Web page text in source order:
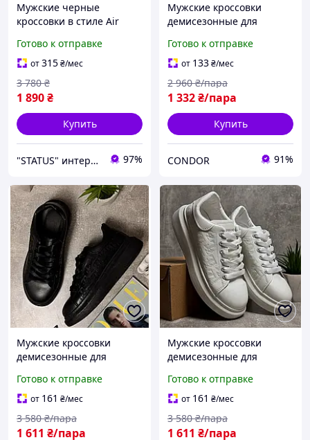
Мужские черные
кроссовки в стиле Air
демисезонные кожаные
кроссовки для
повседневной носки
Готово к отправке
от315₴/мес
1 890₴
3 780 ₴
Купить
"STATUS" интернет магазин мужской и женской обуви 97%
Мужские кроссовки
демисезонные для
Готово к отправке
от 133₴/мес
1 332₴/пара
2 960 ₴/пара
Купить
CONDOR 91%
Мужские кроссовки
демисезонные для
черные
Готово к отправке
от 161 ₴/мес
1 611 ₴/пара
3 580 ₴/пара
Мужские кроссовки
демисезонные для
белые
Готово к отправке
от 161 ₴/мес
1 611 ₴/пара
3 580 ₴/пара